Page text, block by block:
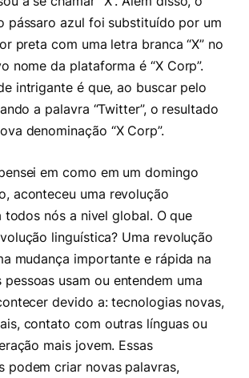
pássaro azul foi substituído por um
preta com uma letra branca “X” no
nome da plataforma é “X Corp”.
intrigante é que, ao buscar pelo
a palavra “Twitter”, o resultado
denominação “X Corp”.
em como em um domingo
aconteceu uma revolução
todos nós a nivel global. O que
linguística? Uma revolução
mudança importante e rápida na
usam ou entendem uma
devido a: tecnologias novas,
contato com outras línguas ou
mais jovem. Essas
podem criar novas palavras,